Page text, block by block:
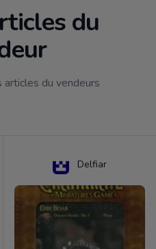
du
du vendeurs
Delfiar